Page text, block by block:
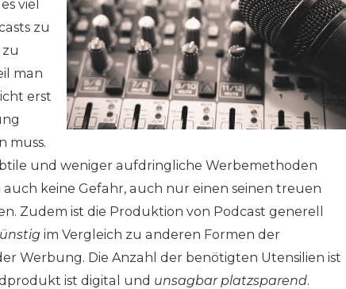
viel
zu
man
erst
muss.
und weniger aufdringliche Werbemethoden
keine Gefahr, auch nur einen seinen treuen
Zudem ist die Produktion von Podcast generell
im Vergleich zu anderen Formen der
Werbung. Die Anzahl der benötigten Utensilien ist
ist digital und unsagbar platzsparend.